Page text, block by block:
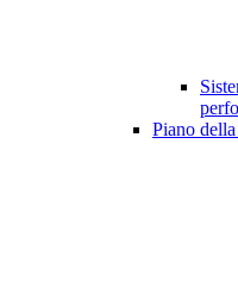
Piano